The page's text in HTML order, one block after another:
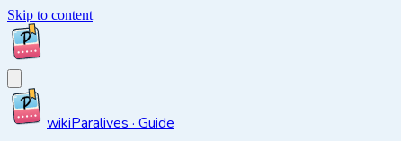
Skip to content
wikiParalives · Guide